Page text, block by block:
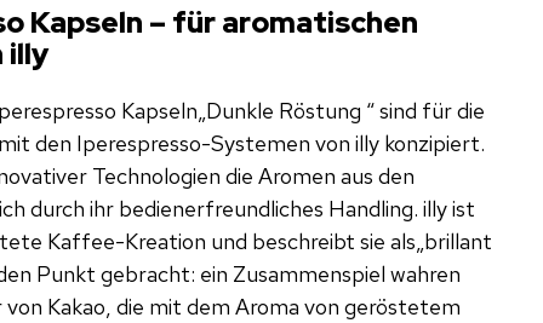
Kapseln – für aromatischen
illy
Kapseln„Dunkle Röstung “ sind für die
den Iperespresso-Systemen von illy konzipiert.
Technologien die Aromen aus den
durch ihr bedienerfreundliches Handling. illy ist
Kaffee-Kreation und beschreibt sie als„brillant
Punkt gebracht: ein Zusammenspiel wahren
von Kakao, die mit dem Aroma von geröstetem